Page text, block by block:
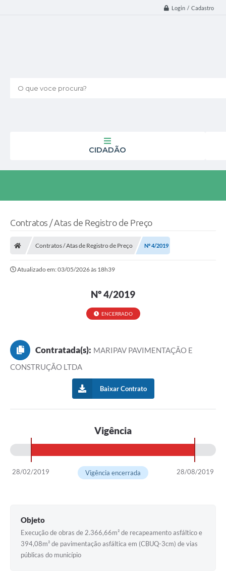
Login / Cadastro
O que voce procura?
CIDADÃO
Contratos / Atas de Registro de Preço
Contratos / Atas de Registro de Preço Nº 4/2019
Atualizado em: 03/05/2026 às 18h39
Nº 4/2019
ENCERRADO
Contratada(s): MARIPAV PAVIMENTAÇÃO E
CONSTRUÇÃO LTDA
Baixar Contrato
Vigência
28/02/2019 28/08/2019
Vigência encerrada
Objeto
Execução de obras de 2.366,66m² de recapeamento asfáltico e
394,08m² de pavimentação asfáltica em (CBUQ-3cm) de vias
públicas do município